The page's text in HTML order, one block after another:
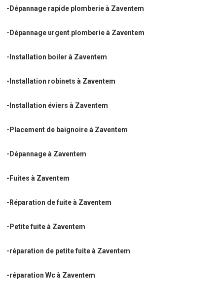
-Dépannage rapide plomberie à Zaventem
-Dépannage urgent plomberie à Zaventem
-Installation boiler à Zaventem
-Installation robinets à Zaventem
-Installation éviers à Zaventem
-Placement de baignoire à Zaventem
-Dépannage à Zaventem
-Fuites à Zaventem
-Réparation de fuite à Zaventem
-Petite fuite à Zaventem
-réparation de petite fuite à Zaventem
-réparation Wc à Zaventem